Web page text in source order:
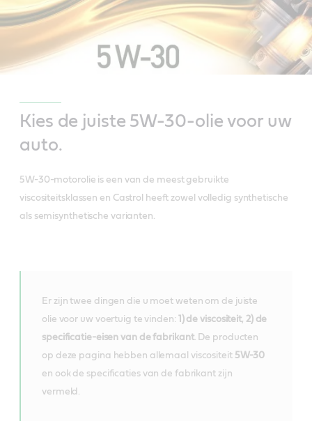
Kies de juiste 5W-30-olie voor uw
auto.
5W-30-motorolie is een van de meest gebruikte
viscositeitsklassen en Castrol heeft zowel volledig synthetische
als semisynthetische varianten.
Er zijn twee dingen die u moet weten om de juiste
olie voor uw voertuig te vinden: 1) de viscositeit, 2) de
specificatie-eisen van de fabrikant. De producten
op deze pagina hebben allemaal viscositeit 5W-30
en ook de specificaties van de fabrikant zijn
vermeld.